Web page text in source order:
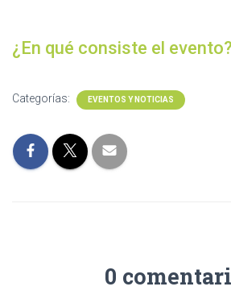
¿En qué consiste el evento?
Categorías: EVENTOS Y NOTICIAS
0